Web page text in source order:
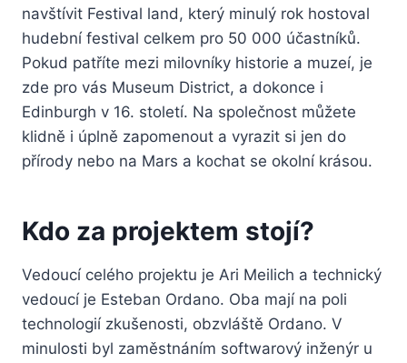
navštívit Festival land, který minulý rok hostoval
hudební festival celkem pro 50 000 účastníků.
Pokud patříte mezi milovníky historie a muzeí, je
zde pro vás Museum District, a dokonce i
Edinburgh v 16. století. Na společnost můžete
klidně i úplně zapomenout a vyrazit si jen do
přírody nebo na Mars a kochat se okolní krásou.
Kdo za projektem stojí?
Vedoucí celého projektu je Ari Meilich a technický
vedoucí je Esteban Ordano. Oba mají na poli
technologií zkušenosti, obzvláště Ordano. V
minulosti byl zaměstnáním softwarový inženýr u